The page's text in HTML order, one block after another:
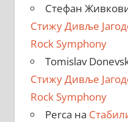
Стефан
Стижу Дивље
Rock Symphony
Tomislav
Стижу Дивље
Rock Symphony
Perca на